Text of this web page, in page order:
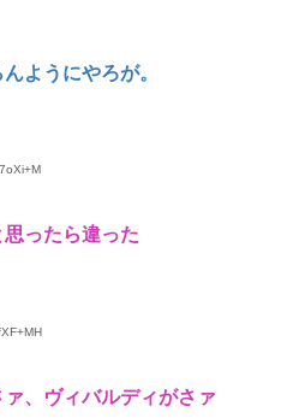
ようにやろが。
ったら違った
、ヴィバルディがさァ